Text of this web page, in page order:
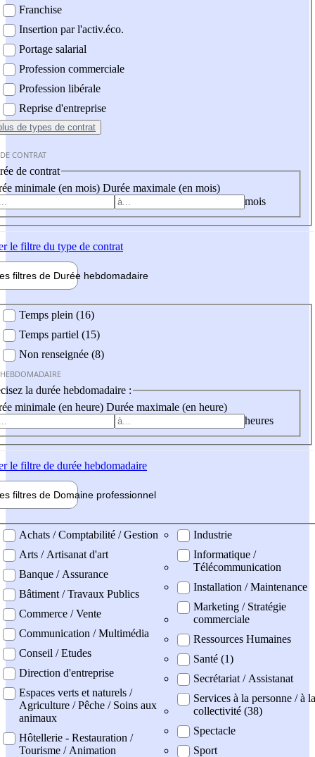
Franchise
Insertion par l'activ.éco.
Portage salarial
Profession commerciale
Profession libérale
Reprise d'entreprise
de types de contrat
CONTRAT
de contrat
minimale (en mois) Durée maximale (en mois)
mois
le filtre du type de contrat
filtres de Durée hebdomadaire
Temps plein (16)
Temps partiel (15)
Non renseignée (8)
la durée hebdomadaire :
minimale (en heure) Durée maximale (en heure)
heures
le filtre de durée hebdomadaire
filtres de Domaine professionnel
professionel
Achats / Comptabilité / Gestion
Arts / Artisanat d'art
Banque / Assurance
Bâtiment / Travaux Publics
Commerce / Vente
Communication / Multimédia
Conseil / Etudes
Direction d'entreprise
Espaces verts et naturels /
Agriculture / Pêche / Soins aux
animaux
Hôtellerie - Restauration /
Tourisme / Animation
Industrie
Informatique /
Télécommunication
Installation / Maintenance
Marketing / Stratégie
commerciale
Ressources Humaines
Santé (1)
Secrétariat / Assistanat
Services à la personne / à la
collectivité (38)
Spectacle
Sport